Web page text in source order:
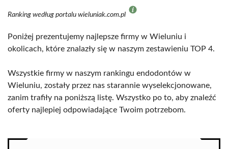
Ranking według portalu wieluniak.com.pl
Poniżej prezentujemy najlepsze firmy w Wieluniu i
okolicach, które znalazły się w naszym zestawieniu TOP 4.
Wszystkie firmy w naszym rankingu endodontów w
Wieluniu, zostały przez nas starannie wyselekcjonowane,
zanim trafiły na poniższą listę. Wszystko po to, aby znaleźć
oferty najlepiej odpowiadające Twoim potrzebom.